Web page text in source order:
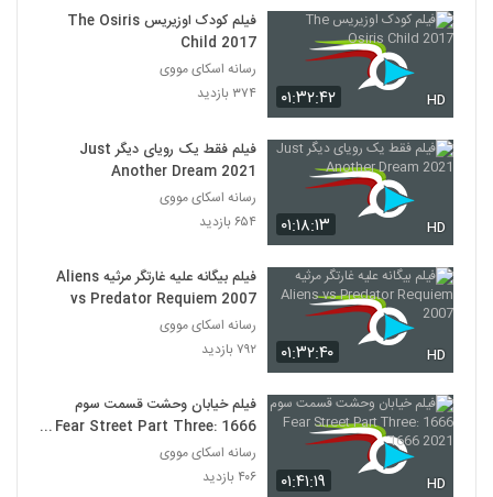
۰۱:۳۲:۴۲ HD
فیلم کودک اوزیریس The Osiris
Child 2017
رسانه اسکای مووی
۳۷۴ بازدید
۰۱:۱۸:۱۳ HD
فیلم فقط یک رویای دیگر Just
Another Dream 2021
رسانه اسکای مووی
۶۵۴ بازدید
۰۱:۳۲:۴۰ HD
فیلم بیگانه علیه غارتگر مرثیه Aliens
vs Predator Requiem 2007
رسانه اسکای مووی
۷۹۲ بازدید
۰۱:۴۱:۱۹ HD
فیلم خیابان وحشت قسمت سوم
1666 Fear Street Part Three:
1666 2021
رسانه اسکای مووی
۴۰۶ بازدید